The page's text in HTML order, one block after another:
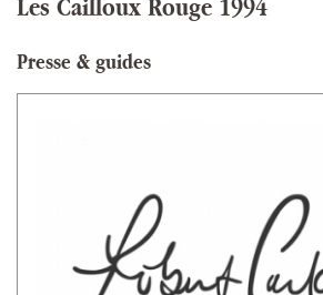
Les Cailloux Rouge 1994
Presse & guides